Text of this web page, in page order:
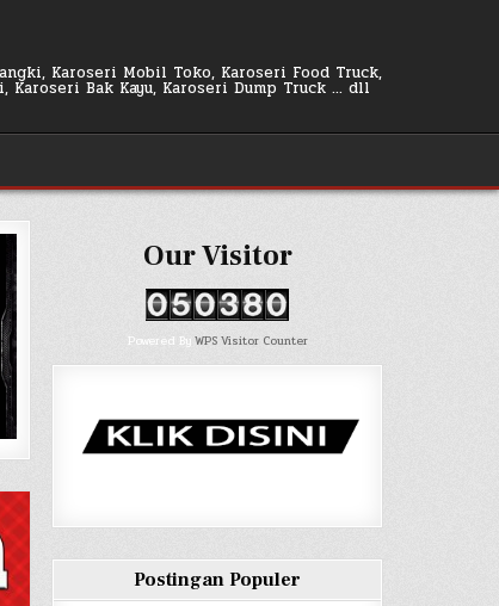
Karoseri Mobil Toko, Karoseri Food Truck,
Bak Kayu, Karoseri Dump Truck … dll
Our Visitor
Powered By WPS Visitor Counter
Postingan Populer